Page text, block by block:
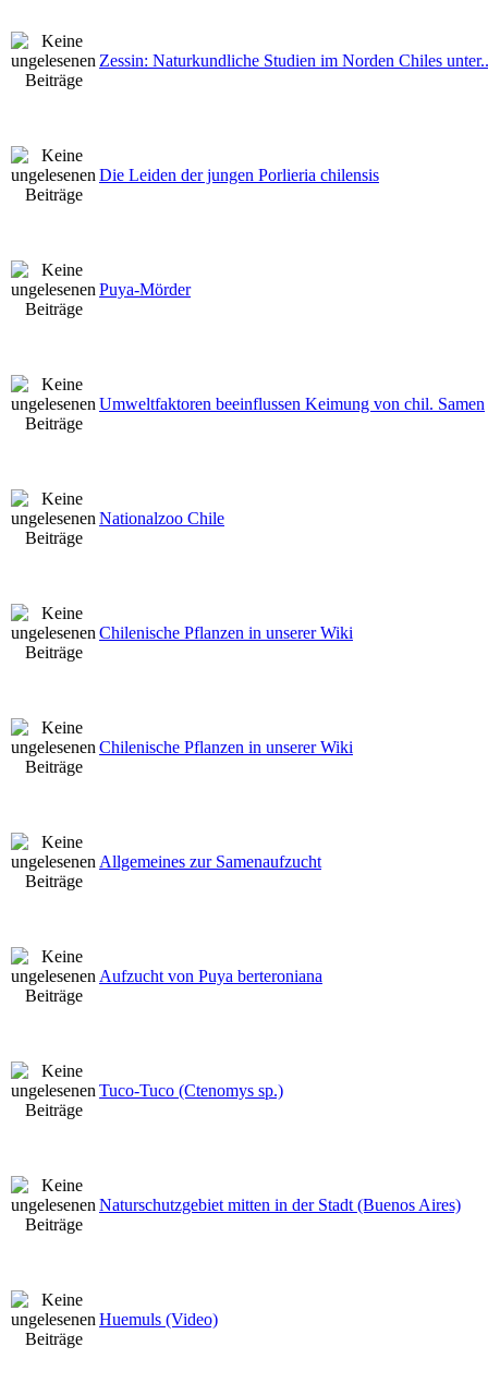
Zessin: Naturkundliche Studien im Norden Chiles
Die Leiden der jungen Porlieria chilensis
Puya-Mörder
Umweltfaktoren beeinflussen Keimung von chil. Samen
Nationalzoo Chile
Chilenische Pflanzen in unserer Wiki
Chilenische Pflanzen in unserer Wiki
Allgemeines zur Samenaufzucht
Aufzucht von Puya berteroniana
Tuco-Tuco (Ctenomys sp.)
Naturschutzgebiet mitten in der Stadt (Buenos Aires)
Huemuls (Video)